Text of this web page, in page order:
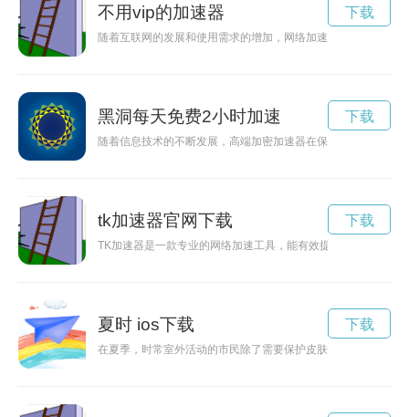
不用vip的加速器
随着互联网的发展和使用需求的增加，网络加速器成为了提高
下载
黑洞每天免费2小时加速
随着信息技术的不断发展，高端加密加速器在保障数据安全和
下载
tk加速器官网下载
TK加速器是一款专业的网络加速工具，能有效提升网络连接速
下载
夏时 ios下载
在夏季，时常室外活动的市民除了需要保护皮肤免受紫外线伤
下载